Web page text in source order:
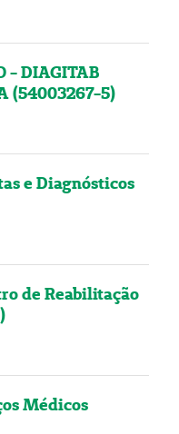
- DIAGITAB
(54003267-5)
e Diagnósticos
de Reabilitação
Médicos